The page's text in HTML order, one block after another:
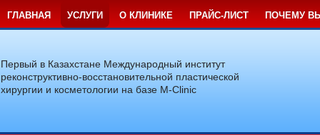
ГЛАВНАЯ УСЛУГИ О КЛИНИКЕ ПРАЙС-ЛИСТ ПОЧЕМУ
Первый в Казахстане Международный институт
реконструктивно-восстановительной пластической
хирургии и косметологии на базе M-Clinic